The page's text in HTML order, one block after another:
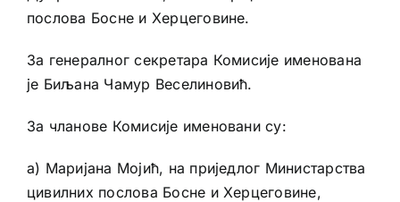
послова Босне и Херцеговине.
За генералног секретара Комисије именована
је Биљана Чамур Веселиновић.
За чланове Комисије именовани су:
а) Маријана Мојић, на приједлог Министарства
цивилних послова Босне и Херцеговине,